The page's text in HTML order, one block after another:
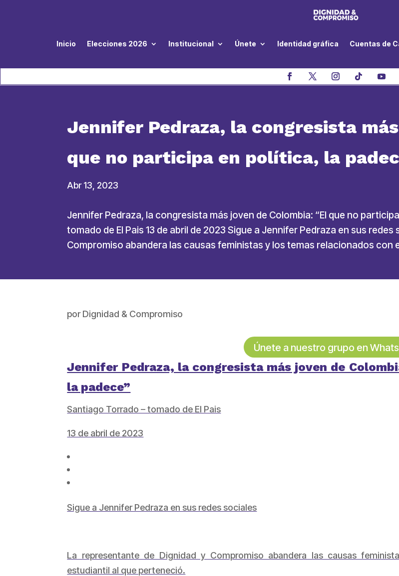
Inicio Elecciones 2026 Institucional Únete Identidad gráfica Cuentas de
Jennifer Pedraza, la congresista
que no participa en política, la
Abr 13, 2023
Jennifer Pedraza, la congresista más joven de Colombia: “El que no
tomado de El Pais 13 de abril de 2023 Sigue a Jennifer Pedraza en sus
Compromiso abandera las causas feministas y los temas relacionados con
porDignidad & Compromiso
Únete a nuestro grupo en
Jennifer Pedraza, la congresista más joven de
la padece”
Santiago Torrado – tomado de El Pais
13 de abril de 2023
Sigue a Jennifer Pedraza en sus redes sociales
La representante de Dignidad y Compromiso abandera las causas
estudiantil al que perteneció.